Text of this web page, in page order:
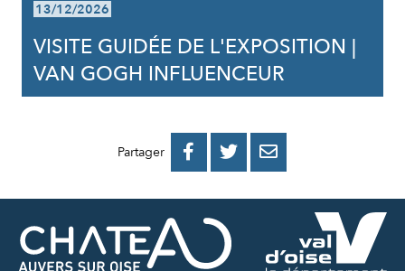
13/12/2026
VISITE GUIDÉE DE L'EXPOSITION |
VAN GOGH INFLUENCEUR
Partager 
PARTAGER
FACEBOOK
PARTAGER
PARTAGER
MAIL